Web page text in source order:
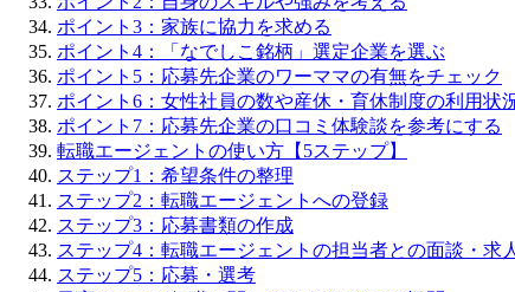
ポイント3：家族に協力を求める
ポイント4：「なでしこ銘柄」選定企業を選ぶ
ポイント5：応募先企業のワーママの有無をチェック
ポイント6：女性社員の数や産休・育休制度の利用状
ポイント7：応募先企業の口コミ体験談を参考にする
転職エージェントの使い方【5ステップ】
ステップ1：希望条件の整理
ステップ2：転職エージェントへの登録
ステップ3：応募書類の作成
ステップ4：転職エージェントの担当者との面談・求
ステップ5：応募・選考